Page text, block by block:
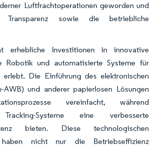
Luftfrachtoperationen geworden und
Transparenz sowie die betriebliche
erhebliche Investitionen in innovative
Robotik und automatisierte Systeme für
erlebt. Die Einführung des elektronischen
AWB) und anderer papierlosen Lösungen
vereinfacht, während
Systeme eine verbesserte
bieten. Diese technologischen
haben nicht nur die Betriebseffizienz